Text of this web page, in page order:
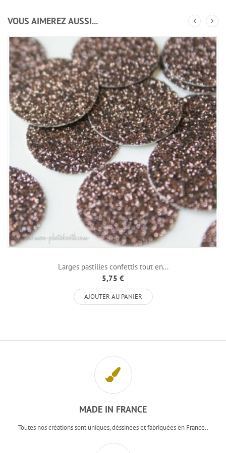
VOUS AIMEREZ AUSSI...
Larges pastilles confettis tout en...
5,75 €
AJOUTER AU PANIER
MADE IN FRANCE
Toutes nos créations sont uniques, déssinées et fabriquées en France..